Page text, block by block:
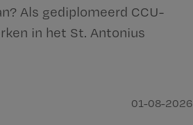
Als gediplomeerd CCU-
in het St. Antonius
01-08-2026